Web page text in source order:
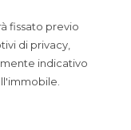
fissato previo
di privacy,
indicativo